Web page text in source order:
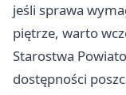
jeśli sprawa
piętrze, warto
Starostwa
dostępności